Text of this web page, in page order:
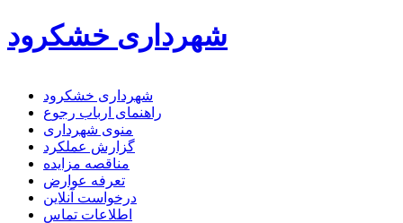
شهرداری خشکرود
شهرداری خشکرود
راهنمای ارباب رجوع
منوی شهرداری
گزارش عملکرد
مناقصه مزایده
تعرفه عوارض
درخواست آنلاین
اطلاعات تماس